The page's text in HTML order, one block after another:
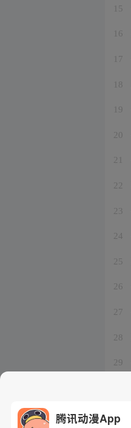
15
16
17
18
19
20
21
22
23
24
25
26
27
28
29
腾讯动漫App